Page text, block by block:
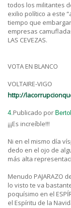
todos los militantes
exilio político a este
tiempo que
empresas
LAS CEVEZAS.
VOTA EN BLANCO
VOLTAIRE-VIGO
http://
4.Publicado por
¡¡¡Es increíble!!!
Ni en el mismo día
dedo en el ojo de
más alta
Menudo PAJARAZO
lo visto te va
poquísimo en el
el Espíritu de la